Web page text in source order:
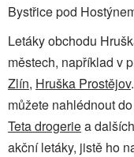
Bystřice pod
Letáky obchodu
městech, například v
Zlín, Hruška Prostějov
můžete nahlédnout
Teta drogeriea
akční letáky, jistě ho